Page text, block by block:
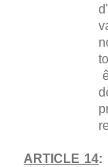
ARTICLE 14: